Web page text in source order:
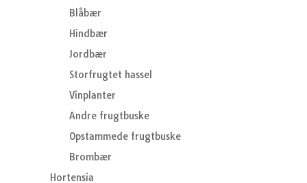
Blåbær
Hindbær
Jordbær
Storfrugtet hassel
Vinplanter
Andre frugtbuske
Opstammede frugtbuske
Brombær
Hortensia